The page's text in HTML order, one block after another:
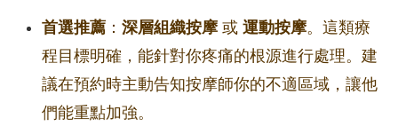
首選推薦 ： 深層組織按摩或 運動按摩。這類療
程目標明確，能針對你疼痛的根源進行處理。建
議在預約時主動告知按摩師你的不適區域，讓他
們能重點加強。